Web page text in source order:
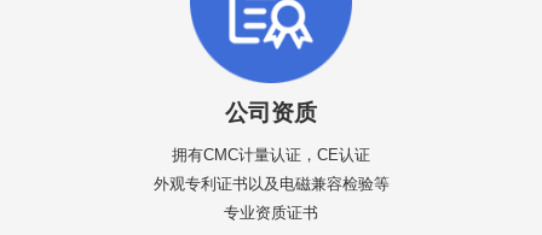
公司资质
拥有CMC计量认证，CE认证
外观专利证书以及电磁兼容检验等
专业资质证书